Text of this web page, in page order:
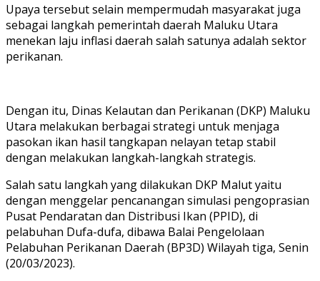
Upaya tersebut selain mempermudah masyarakat juga
sebagai langkah pemerintah daerah Maluku Utara
menekan laju inflasi daerah salah satunya adalah sektor
perikanan.
Dengan itu, Dinas Kelautan dan Perikanan (DKP) Maluku
Utara melakukan berbagai strategi untuk menjaga
pasokan ikan hasil tangkapan nelayan tetap stabil
dengan melakukan langkah-langkah strategis.
Salah satu langkah yang dilakukan DKP Malut yaitu
dengan menggelar pencanangan simulasi pengoprasian
Pusat Pendaratan dan Distribusi Ikan (PPID), di
pelabuhan Dufa-dufa, dibawa Balai Pengelolaan
Pelabuhan Perikanan Daerah (BP3D) Wilayah tiga, Senin
(20/03/2023).